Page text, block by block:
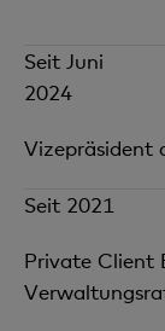
Seit Juni
2024
Vizepräsident
Seit 2021
Private Client